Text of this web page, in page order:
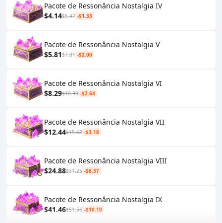
Pacote de Ressonância Nostalgia IV
$4.14$5.47 -$1.33
Pacote de Ressonância Nostalgia V
$5.81$7.81 -$2.00
Pacote de Ressonância Nostalgia VI
$8.29$10.93 -$2.64
Pacote de Ressonância Nostalgia VII
$12.44$15.62 -$3.18
Pacote de Ressonância Nostalgia VIII
$24.88$31.25 -$6.37
Pacote de Ressonância Nostalgia IX
$41.46$51.56 -$10.10